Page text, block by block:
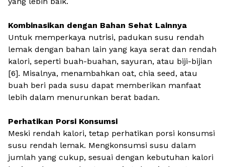
Kombinasikan dengan Bahan Sehat Lainnya
Untuk memperkaya nutrisi, padukan susu rendah
lemak dengan bahan lain yang kaya serat dan rendah
kalori, seperti buah-buahan, sayuran, atau biji-bijian
[6]. Misalnya, menambahkan oat, chia seed, atau
buah beri pada susu dapat memberikan manfaat
lebih dalam menurunkan berat badan.
Perhatikan Porsi Konsumsi
Meski rendah kalori, tetap perhatikan porsi konsumsi
susu rendah lemak. Mengkonsumsi susu dalam
jumlah yang cukup, sesuai dengan kebutuhan kalori